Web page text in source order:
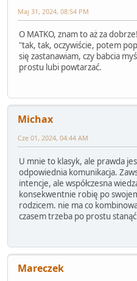
Maj 31, 2024, 08:54 PM
O MATKO, znam to aż za
"tak, tak, oczywiście, potem
się zastanawiam, czy babcia
prostu lubi powtarzać.
Michax
Cze 01, 2024, 04:44 AM
U mnie to klasyk, ale prawda
odpowiednia komunikacja.
intencje, ale współczesna
konsekwentnie robię po
rodzicem. nie ma co
czasem trzeba po prostu
Mareczek